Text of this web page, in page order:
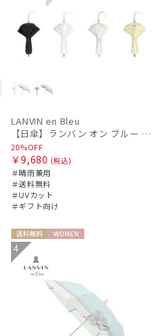
LANVIN en Bleu
【日傘】ランバン オン ブルー (LANVIN en Bleu) ラッフルフリル ショート折りたたみ傘 楽折り
20%OFF
￥9,680 (税込)
＃晴雨兼用
＃送料無料
＃UVカット
＃ギフト向け
送料無
料
4